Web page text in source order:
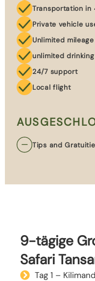
Transportation in
Private vehicle
Unlimited mileage
unlimited
24/7 support
Local flight
Tips and
9-tägige
Safari
Tag 1 –